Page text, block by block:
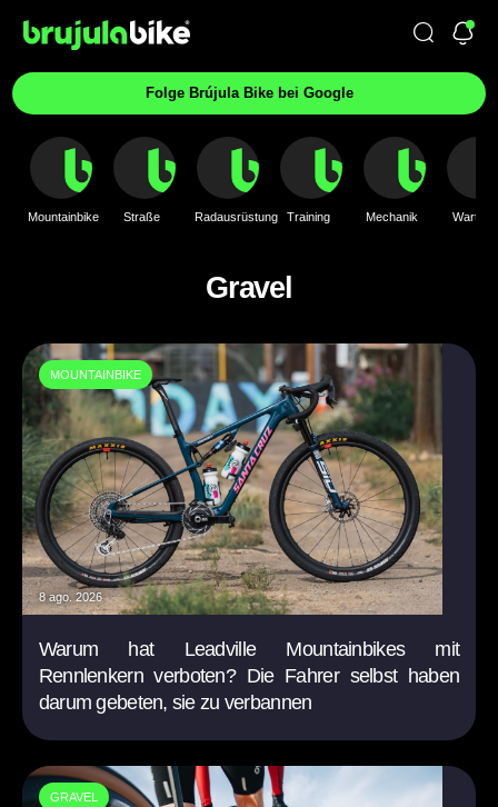
Folge Brújula Bike bei Google
Mountainbike Straße Radausrüstung Training Mechanik Wartung
Gravel
MOUNTAINBIKE
8 ago. 2026
Warum hat Leadville Mountainbikes mit
Rennlenkern verboten? Die Fahrer selbst haben
darum gebeten, sie zu verbannen
GRAVEL